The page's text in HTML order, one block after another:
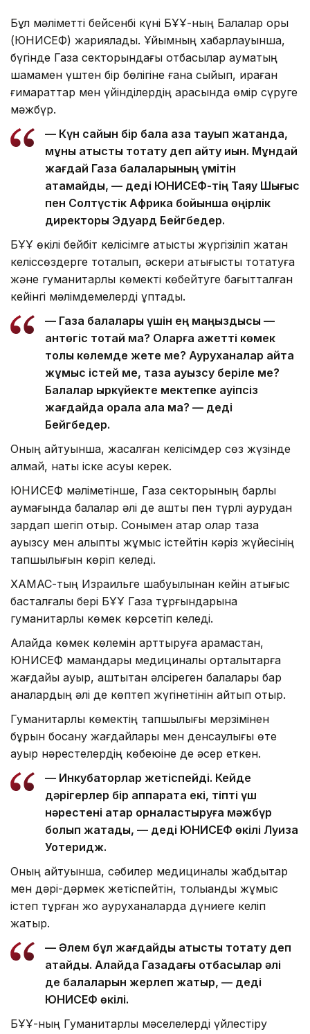
Бұл мәліметті бейсенбі күні БҰҰ-ның Балалар қоры
(ЮНИСЕФ) жариялады. Ұйымның хабарлауынша,
бүгінде Газа секторындағы отбасылар аумақтың
шамамен үштен бір бөлігіне ғана сыйып, қираған
ғимараттар мен үйінділердің арасында өмір сүруге
мәжбүр.
— Күн сайын бір бала қаза тауып жатқанда,
мұны атысты тоқтату деп айту қиын. Мұндай
жағдай Газа балаларының үмітін
ақтамайды, — деді ЮНИСЕФ-тің Таяу Шығыс
пен Солтүстік Африка бойынша өңірлік
директоры Эдуард Бейгбедер.
БҰҰ өкілі бейбіт келісімге қатысты жүргізіліп жатқан
келіссөздерге тоқталып, әскери қақтығысты тоқтатуға
және гуманитарлық көмекті көбейтуге бағытталған
кейінгі мәлімдемелерді құптады.
— Газа балалары үшін ең маңыздысы —
қантөгіс тоқтай ма? Оларға қажетті көмек
толық көлемде жете ме? Ауруханалар қайта
жұмыс істей ме, таза ауызсу беріле ме?
Балалар қыркүйекте мектепке қауіпсіз
жағдайда орала ала ма? — деді
Бейгбедер.
Оның айтуынша, жасалған келісімдер сөз жүзінде
қалмай, нақты іске асуы керек.
ЮНИСЕФ мәліметінше, Газа секторының барлық
аумағында балалар әлі де аштық пен түрлі аурудан
зардап шегіп отыр. Сонымен қатар олар таза
ауызсу мен қалыпты жұмыс істейтін кәріз жүйесінің
тапшылығын көріп келеді.
ХАМАС-тың Израильге шабуылынан кейін қақтығыс
басталғалы бері БҰҰ Газа тұрғындарына
гуманитарлық көмек көрсетіп келеді.
Алайда көмек көлемін арттыруға қарамастан,
ЮНИСЕФ мамандары медициналық орталықтарға
жағдайы ауыр, аштықтан әлсіреген балалары бар
аналардың әлі де көптеп жүгінетінін айтып отыр.
Гуманитарлық көмектің тапшылығы мерзімінен
бұрын босану жағдайлары мен денсаулығы өте
ауыр нәрестелердің көбеюіне де әсер еткен.
— Инкубаторлар жетіспейді. Кейде
дәрігерлер бір аппаратқа екі, тіпті үш
нәрестені қатар орналастыруға мәжбүр
болып жатады, — деді ЮНИСЕФ өкілі Луиза
Уотеридж.
Оның айтуынша, сәбилер медициналық жабдықтар
мен дәрі-дәрмек жетіспейтін, толыққанды жұмыс
істеп тұрған жоқ ауруханаларда дүниеге келіп
жатыр.
— Әлем бұл жағдайды атысты тоқтату деп
атайды. Алайда Газадағы отбасылар әлі
де балаларын жерлеп жатыр, — деді
ЮНИСЕФ өкілі.
БҰҰ-ның Гуманитарлық мәселелерді үйлестіру